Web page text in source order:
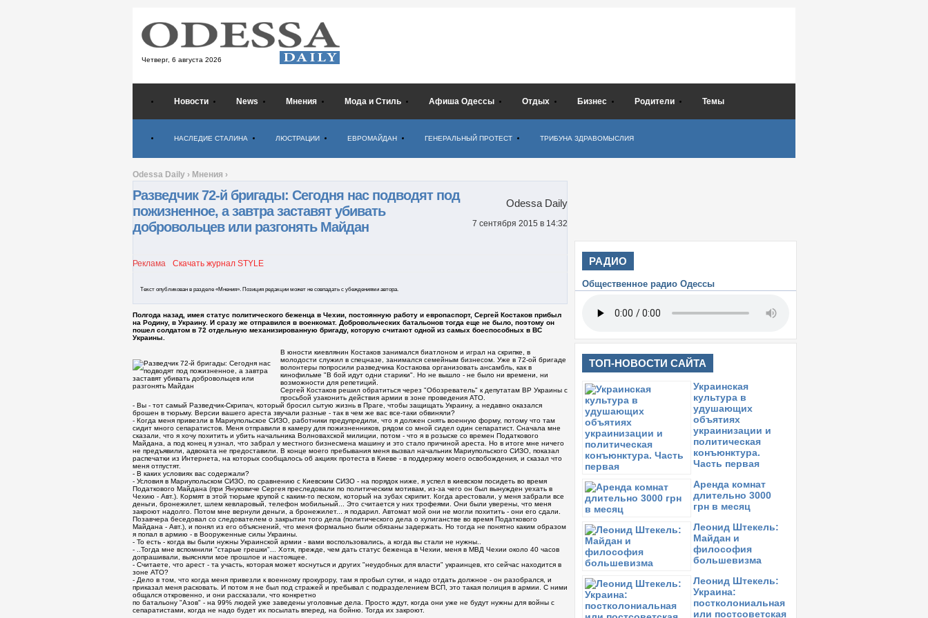
Четверг, 6 августа 2026
Новости News Мнения Мода и Стиль Афиша Одессы Отдых Бизнес Родители Темы
НАСЛЕДИЕ СТАЛИНА ЛЮСТРАЦИИ ЕВРОМАЙДАН ГЕНЕРАЛЬНЫЙ ПРОТЕСТ ТРИБУНА ЗДРАВОМЫСЛИЯ
Odessa Daily › Мнения ›
Разведчик 72-й бригады: Сегодня нас подводят под
пожизненное, а завтра заставят убивать
добровольцев или разгонять Майдан
Odessa Daily
7 сентября 2015 в 14:32
Реклама Скачать журнал STYLE
Текст опубликован в разделе «Мнения». Позиция редакции может не совпадать с убеждениями автора.
Полгода назад, имея статус политического беженца в Чехии, постоянную работу и европаспорт, Сергей Костаков прибыл
на Родину, в Украину. И сразу же отправился в военкомат. Добровольческих батальонов тогда еще не было, поэтому он
пошел солдатом в 72 отдельную механизированную бригаду, которую считают одной из самых боеспособных в ВС
Украины.
В юности киевлянин Костаков занимался биатлоном и играл на скрипке, в
молодости служил в спецназе, занимался семейным бизнесом. Уже в 72-ой бригаде
волонтеры попросили разведчика Костакова организовать ансамбль, как в
кинофильме "В бой идут одни старики". Но не вышло - не было ни времени, ни
возможности для репетиций.
Сергей Костаков решил обратиться через "Обозреватель" к депутатам ВР Украины с
просьбой узаконить действия армии в зоне проведения АТО.
- Вы - тот самый Разведчик-Скрипач, который бросил сытую жизнь в Праге, чтобы защищать Украину, а недавно оказался
брошен в тюрьму. Версии вашего ареста звучали разные - так в чем же вас все-таки обвиняли?
- Когда меня привезли в Мариупольское СИЗО, работники предупредили, что я должен снять военную форму, потому что там
сидит много сепаратистов. Меня отправили в камеру для пожизненников, рядом со мной сидел один сепаратист. Сначала мне
сказали, что я хочу похитить и убить начальника Волновахской милиции, потом - что я в розыске со времен Податкового
Майдана, а под конец я узнал, что забрал у местного бизнесмена машину и это стало причиной ареста. Но в итоге мне ничего
не предъявили, адвоката не предоставили. В конце моего пребывания меня вызвал начальник Мариупольского СИЗО, показал
распечатки из Интернета, на которых сообщалось об акциях протеста в Киеве - в поддержку моего освобождения, и сказал что
меня отпустят.
- В каких условиях вас содержали?
- Условия в Мариупольском СИЗО, по сравнению с Киевским СИЗО - на порядок ниже, я успел в киевском посидеть во время
Податкового Майдана (при Януковиче Сергея преследовали по политическим мотивам, из-за чего он был вынужден уехать в
Чехию - Авт.). Кормят в этой тюрьме крупой с каким-то песком, который на зубах скрипит. Когда арестовали, у меня забрали все
деньги, бронежилет, шлем кевларовый, телефон мобильный... Это считается у них трофеями. Они были уверены, что меня
закроют надолго. Потом мне вернули деньги, а бронежилет... я подарил. Автомат мой они не могли похитить - они его сдали.
Позавчера беседовал со следователем о закрытии того дела (политического дела о хулиганстве во время Податкового
Майдана - Авт.), и понял из его объяснений, что меня формально были обязаны задержать. Но тогда не понятно каким образом
я попал в армию - в Вооруженные силы Украины.
- То есть - когда вы были нужны Украинской армии - вами воспользовались, а когда вы стали не нужны..
- ..Тогда мне вспомнили "старые грешки"... Хотя, прежде, чем дать статус беженца в Чехии, меня в МВД Чехии около 40 часов
допрашивали, выясняли мое прошлое и настоящее.
- Считаете, что арест - та участь, которая может коснуться и других "неудобных для власти" украинцев, кто сейчас находится в
зоне АТО?
- Дело в том, что когда меня привезли к военному прокурору, там я пробыл сутки, и надо отдать должное - он разобрался, и
приказал меня расковать. И потом я не был под стражей и пребывал с подразделением ВСП, это такая полиция в армии. С ними
общался откровенно, и они рассказали, что конкретно
по батальону "Азов" - на 99% людей уже заведены уголовные дела. Просто ждут, когда они уже не будут нужны для войны с
сепаратистами, когда не надо будет их посылать вперед, на бойню. Тогда их закроют.
РАДИО
Общественное радио Одессы
ТОП-НОВОСТИ САЙТА
Украинская
культура в
удушающих
объятиях
украинизации и
политическая
конъюнктура.
Часть первая
Аренда комнат
длительно 3000
грн в месяц
Леонид Штекель:
Майдан и
философия
большевизма
Леонид Штекель:
Украина:
постколониальная
или постсоветская